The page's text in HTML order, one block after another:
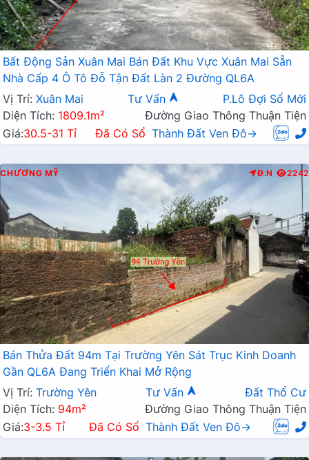
Bất Động Sản Xuân Mai Bán Đất Khu Vực Xuân Mai Sẵn
Nhà Cấp 4 Ô Tô Đỗ Tận Đất Làn 2 Đường QL6A
Vị Trí: Xuân Mai Tư Vấn
P.Lô Đợi Sổ Mới
Diện Tích: 1809.1m²
Đường Giao Thông Thuận Tiện
Giá:30.5-31 Tỉ Đã Có Sổ Thành Đất Ven Đô→
CHƯƠNG MỸ Đ.N 2242
Bán Thửa Đất 94m Tại Trường Yên Sát Trục Kinh Doanh
Gần QL6A Đang Triển Khai Mở Rộng
Vị Trí: Trường Yên Tư Vấn
Đất Thổ Cư
Diện Tích: 94m²
Đường Giao Thông Thuận Tiện
Giá:3-3.5 Tỉ Đã Có Sổ Thành Đất Ven Đô→